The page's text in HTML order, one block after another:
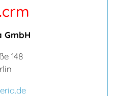
GmbH
148